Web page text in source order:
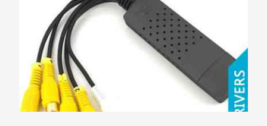
Foxconn
Gainward
Galaxy